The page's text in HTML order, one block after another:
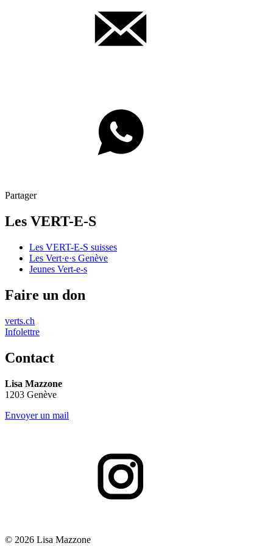
Partager
Les VERT-E-S
Les VERT-E-S suisses
Les Vert·e·s Genève
Jeunes Vert-e-s
Faire un don
verts.ch
Infolettre
Contact
Lisa Mazzone
1203 Genève
Envoyer un mail
© 2026 Lisa Mazzone